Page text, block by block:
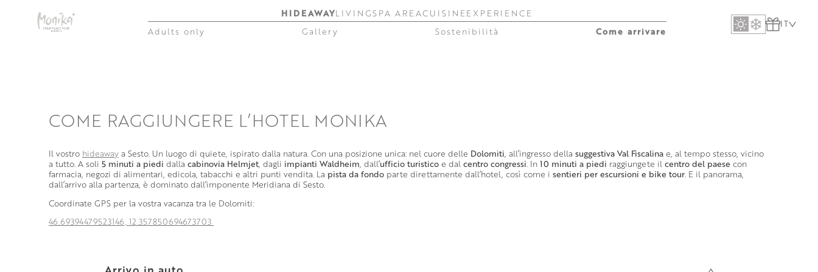
HIDEAWAY
Adults only
Gallery Sostenibilità Come arrivare
LIVINGSPA AREACUISINEEXPERIENCE
IT
COME RAGGIUNGERE L’HOTEL MONIKA
Il vostro hideaway a Sesto. Un luogo di quiete, ispirato dalla natura. Con una posizione unica: nel cuore delle Dolomiti, all’ingresso della suggestiva Val Fiscalina e, al tempo stesso, vicino
a tutto. A soli 5 minuti a piedi dalla cabinovia Helmjet, dagli impianti Waldheim, dall’ufficio turistico e dal centro congressi. In 10 minuti a piedi raggiungete il centro del paese con
farmacia, negozi di alimentari, edicola, tabacchi e altri punti vendita. La pista da fondo parte direttamente dall’hotel, così come i sentieri per escursioni e bike tour. E il panorama,
dall’arrivo alla partenza, è dominato dall’imponente Meridiana di Sesto.
Coordinate GPS per la vostra vacanza tra le Dolomiti:
46.69394479523146, 12.357850694673703